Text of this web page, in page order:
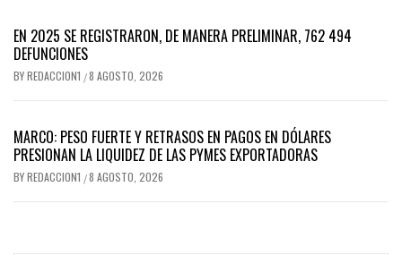
EN 2025 SE REGISTRARON, DE MANERA PRELIMINAR, 762 494
DEFUNCIONES
BYREDACCION1 /8 AGOSTO, 2026
MARCO: PESO FUERTE Y RETRASOS EN PAGOS EN DÓLARES
PRESIONAN LA LIQUIDEZ DE LAS PYMES EXPORTADORAS
BYREDACCION1 /8 AGOSTO, 2026